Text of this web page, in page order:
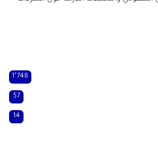
1٬748
57
14